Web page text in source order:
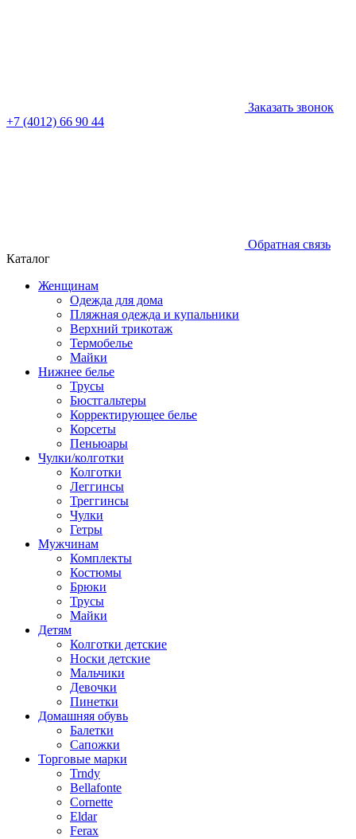
Заказать звонок
+7 (4012) 66 90 44
Обратная связь
Каталог
Женщинам
Одежда для дома
Пляжная одежда и купальники
Верхний трикотаж
Термобелье
Майки
Нижнее белье
Трусы
Бюстгальтеры
Корректирующее белье
Корсеты
Пеньюары
Чулки/колготки
Колготки
Леггинсы
Треггинсы
Чулки
Гетры
Мужчинам
Комплекты
Костюмы
Брюки
Трусы
Майки
Детям
Колготки детские
Носки детские
Мальчики
Девочки
Пинетки
Домашняя обувь
Балетки
Сапожки
Торговые марки
Trndy
Bellafonte
Cornette
Eldar
Ferax